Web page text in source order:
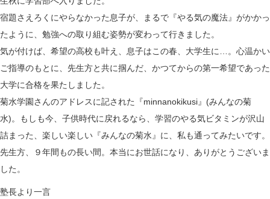
宿題さえろくにやらなかった息子が、まるで『やる気の魔法』がかかっ
たように、勉強への取り組む姿勢が変わって行きました。
気が付けば、希望の高校も叶え、息子はこの春、大学生に…。心温かい
ご指導のもとに、先生方と共に掴んだ、かつてからの第一希望であった
大学に合格を果たしました。
菊水学園さんのアドレスに記された『minnanokikusi』(みんなの菊
水)。もしも今、子供時代に戻れるなら、学習のやる気ビタミンが沢山
詰まった、楽しい楽しい『みんなの菊水』に、私も通ってみたいです。
先生方、９年間もの長い間。本当にお世話になり、ありがとうございま
した。
塾長より一言